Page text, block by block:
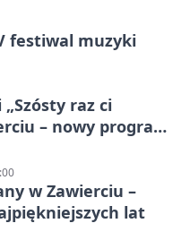
festiwal muzyki
raz ci
– nowy program
w Zawierciu –
lat